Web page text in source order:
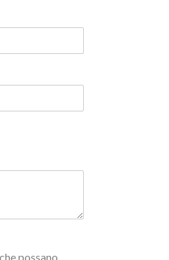
possano